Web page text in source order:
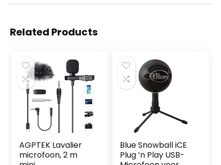
Related Products
AGPTEK Lavalier
microfoon, 2 m
Blue Snowball iCE
Plug ‘n Play USB-